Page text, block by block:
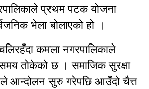
प्रथम पटक योजना
भेला बोलाएको हो ।
कमला नगरपालिकाले
तोकेको छ । समाजिक सुरक्षा
आन्दोलन सुरु गरेपछि आउँदो चैत्त